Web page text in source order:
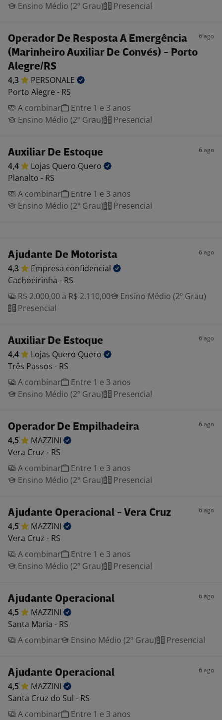
Ensino Médio (2º Grau)
Presencial
Operador De Resposta A Emergência
(Marinheiro Auxiliar De Convés) - Porto
Alegre/RS
6 ago
4,3
PERSONALE
Porto Alegre - RS
A combinar
Entre 1 e 3 anos
Ensino Médio (2º Grau)
Presencial
Auxiliar De Estoque 6 ago
4,4 Lojas Quero Quero
Planalto - RS
A combinar
Entre 1 e 3 anos
Ensino Médio (2º Grau)
Presencial
Ajudante De Motorista 6 ago
4,3 Empresa confidencial
Cachoeirinha - RS
R$ 2.000,00 a R$ 2.110,00
Ensino Médio (2º Grau)
Presencial
Auxiliar De Estoque 6 ago
4,4 Lojas Quero Quero
Três Passos - RS
A combinar
Entre 1 e 3 anos
Ensino Médio (2º Grau)
Presencial
Operador De Empilhadeira 6 ago
4,5
MAZZINI
Vera Cruz - RS
A combinar
Entre 1 e 3 anos
Ensino Médio (2º Grau)
Presencial
Ajudante Operacional - Vera Cruz 6 ago
4,5
MAZZINI
Vera Cruz - RS
A combinar
Entre 1 e 3 anos
Ensino Médio (2º Grau)
Presencial
Ajudante Operacional 6 ago
4,5
MAZZINI
Santa Maria - RS
A combinar
Ensino Médio (2º Grau) Presencial
Ajudante Operacional 6 ago
4,5
MAZZINI
Santa Cruz do Sul - RS
A combinar
Entre 1 e 3 anos